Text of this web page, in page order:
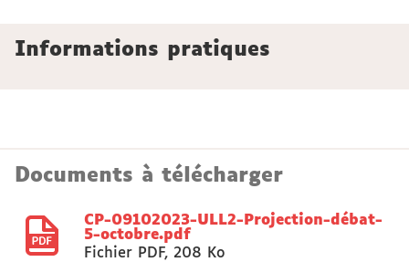
Informations pratiques
Documents à télécharger
CP-09102023-ULL2-Projection-débat-
5-octobre.pdf
Fichier PDF, 208 Ko